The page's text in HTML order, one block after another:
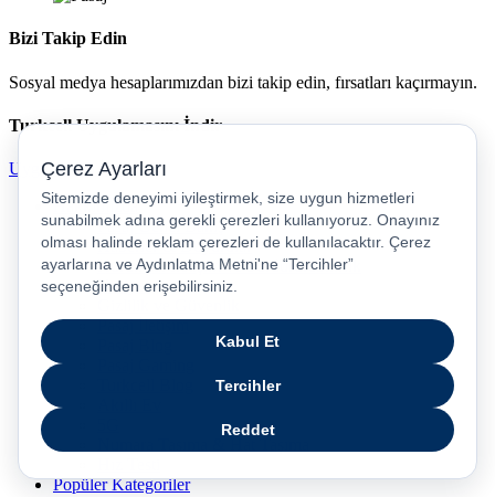
Bizi Takip Edin
Sosyal medya hesaplarımızdan bizi takip edin, fırsatları kaçırmayın.
Turkcell Uygulamasını İndir
Uygulamayı İndir
Hakkımızda
Pasaj Genel Bakış
Haberler & Duyurular
Kurumsal İletişim ve Sürdürürebilirlik
Kariyer
Pasaj İletişim
Popüler Kategoriler